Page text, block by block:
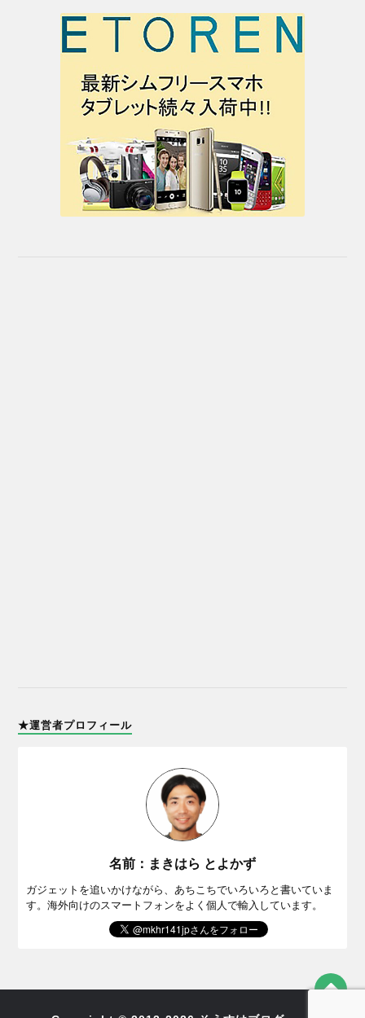
★運営者プロフィール
名前：まきはら とよかず
ガジェットを追いかけながら、あちこちでいろいろと書いていま
す。海外向けのスマートフォンをよく個人で輸入しています。